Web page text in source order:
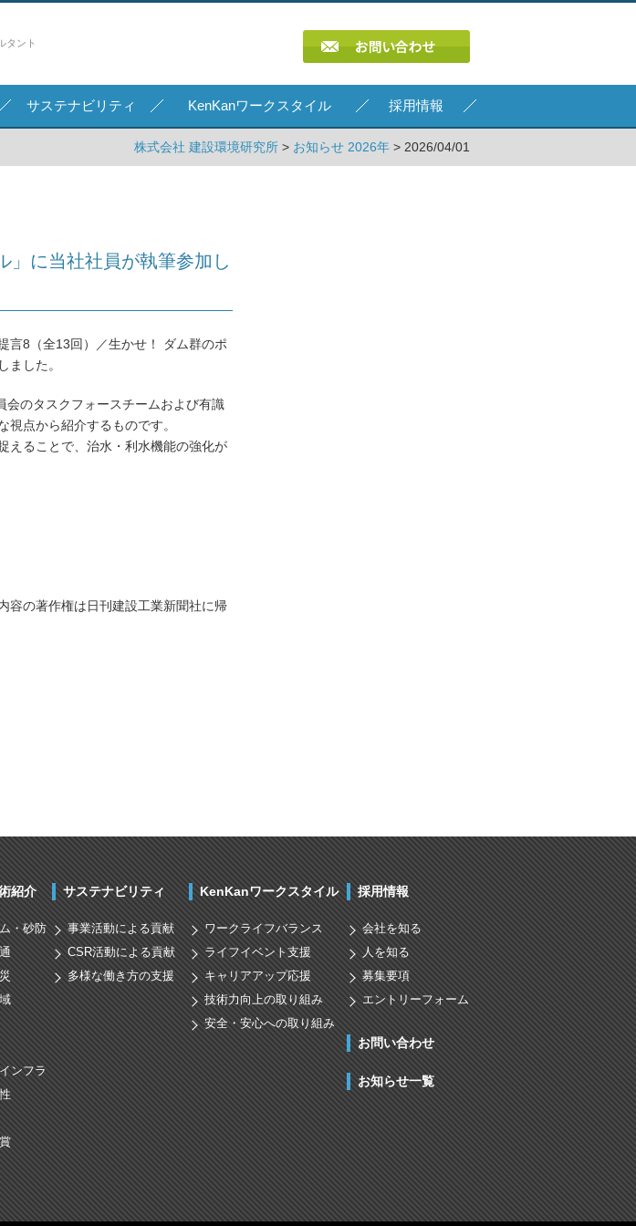
タント
サステナビリティ KenKanワークスタイル 採用情報
株式会社 建設環境研究所 > お知らせ 2026年 > 2026/04/01
」に当社社員が執筆参加し
言8（全13回）／生かせ！ ダム群のポ
ました。
会のタスクフォースチームおよび有識
点から紹介するものです。
えることで、治水・利水機能の強化が
容の著作権は日刊建設工業新聞社に帰
紹介
・砂防
ンフラ
サステナビリティ
事業活動による貢献
CSR活動による貢献
多様な働き方の支援
KenKanワークスタイル
ワークライフバランス
ライフイベント支援
キャリアアップ応援
技術力向上の取り組み
安全・安心への取り組み
採用情報
会社を知る
人を知る
募集要項
エントリーフォーム
お問い合わせ
お知らせ一覧